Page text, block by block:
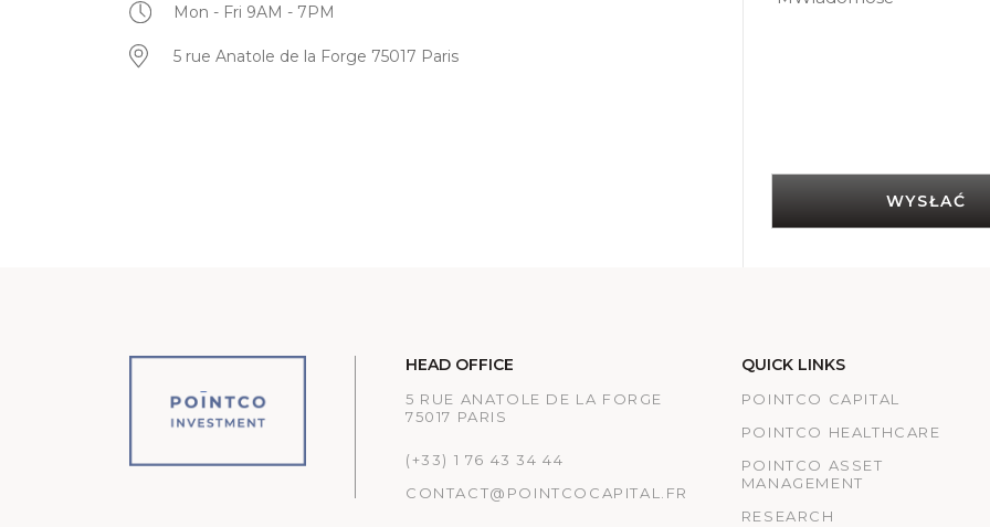
Mon - Fri 9AM - 7PM
5 rue Anatole de la Forge 75017 Paris
WYSŁAĆ
HEAD OFFICE
5 RUE ANATOLE DE LA FORGE
75017 PARIS
(+33) 1 76 43 34 44
CONTACT@POINTCOCAPITAL.FR
QUICK LINKS
POINTCO CAPITAL
POINTCO HEALTHCARE
POINTCO ASSET
MANAGEMENT
RESEARCH